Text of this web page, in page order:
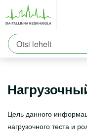
est
Erakorraline abi
Asukoht ja
Tervisekool
Avaleht
Uuringud
Цель данного
нагрузочного теста и